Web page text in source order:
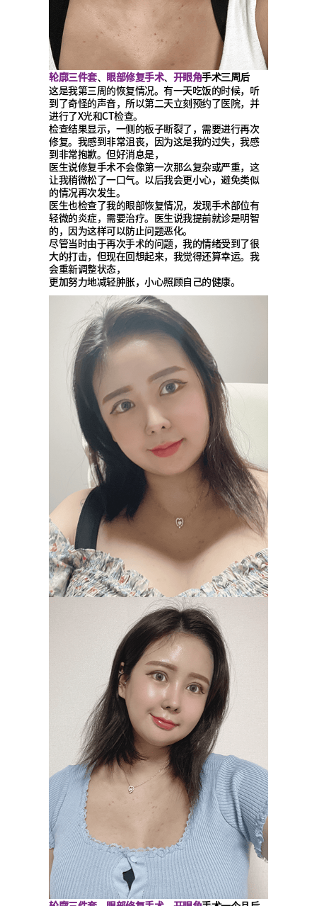
轮廓三件套、 眼部修复手术、 开眼角手术三周后
这是我第三周的恢复情况。有一天吃饭的时候，听
到了奇怪的声音，所以第二天立刻预约了医院，并
进行了X光和CT检查。
检查结果显示，一侧的板子断裂了，需要进行再次
修复。我感到非常沮丧，因为这是我的过失，我感
到非常抱歉。但好消息是，
医生说修复手术不会像第一次那么复杂或严重，这
让我稍微松了一口气。以后我会更小心，避免类似
的情况再次发生。
医生也检查了我的眼部恢复情况，发现手术部位有
轻微的炎症，需要治疗。医生说我提前就诊是明智
的，因为这样可以防止问题恶化。
尽管当时由于再次手术的问题，我的情绪受到了很
大的打击，但现在回想起来，我觉得还算幸运。我
会重新调整状态，
更加努力地减轻肿胀，小心照顾自己的健康。